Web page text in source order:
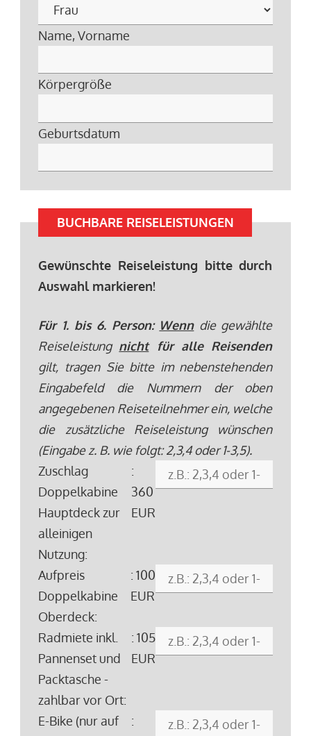
Name, Vorname
Körpergröße
Geburtsdatum
BUCHBARE REISELEISTUNGEN
Gewünschte Reiseleistung bitte durch
Auswahl markieren!
Für 1. bis 6. Person: Wenn die gewählte
Reiseleistung nichtfür alle Reisenden
gilt, tragen Sie bitte im nebenstehenden
Eingabefeld die Nummern der oben
angegebenen Reiseteilnehmer ein, welche
die zusätzliche Reiseleistung wünschen
(Eingabe z. B. wie folgt: 2,3,4 oder 1-3,5).
Zuschlag
Doppelkabine
Hauptdeck zur
alleinigen
Nutzung:
:
360
EUR
Aufpreis
Doppelkabine
Oberdeck:
: 100
EUR
Radmiete inkl.
Pannenset und
Packtasche -
zahlbar vor Ort:
: 105
EUR
E-Bike (nur auf
: